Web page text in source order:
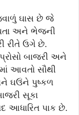
ઘાસ છે જે
અને ભેજની
રીતે ઉગે છે.
બાજરી અને
આવતો સૌથી
ઘઉંને પુષ્કળ
સૂકા
આધારિત પાક છે.